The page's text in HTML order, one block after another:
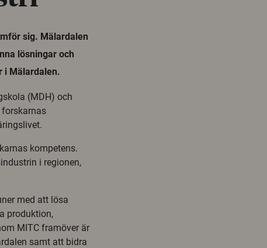
sig. Mälardalen
lösningar och
i Mälardalen.
(MDH) och
kompetens.
i regionen,
med att lösa
produktion,
MITC framöver är
samt att bidra